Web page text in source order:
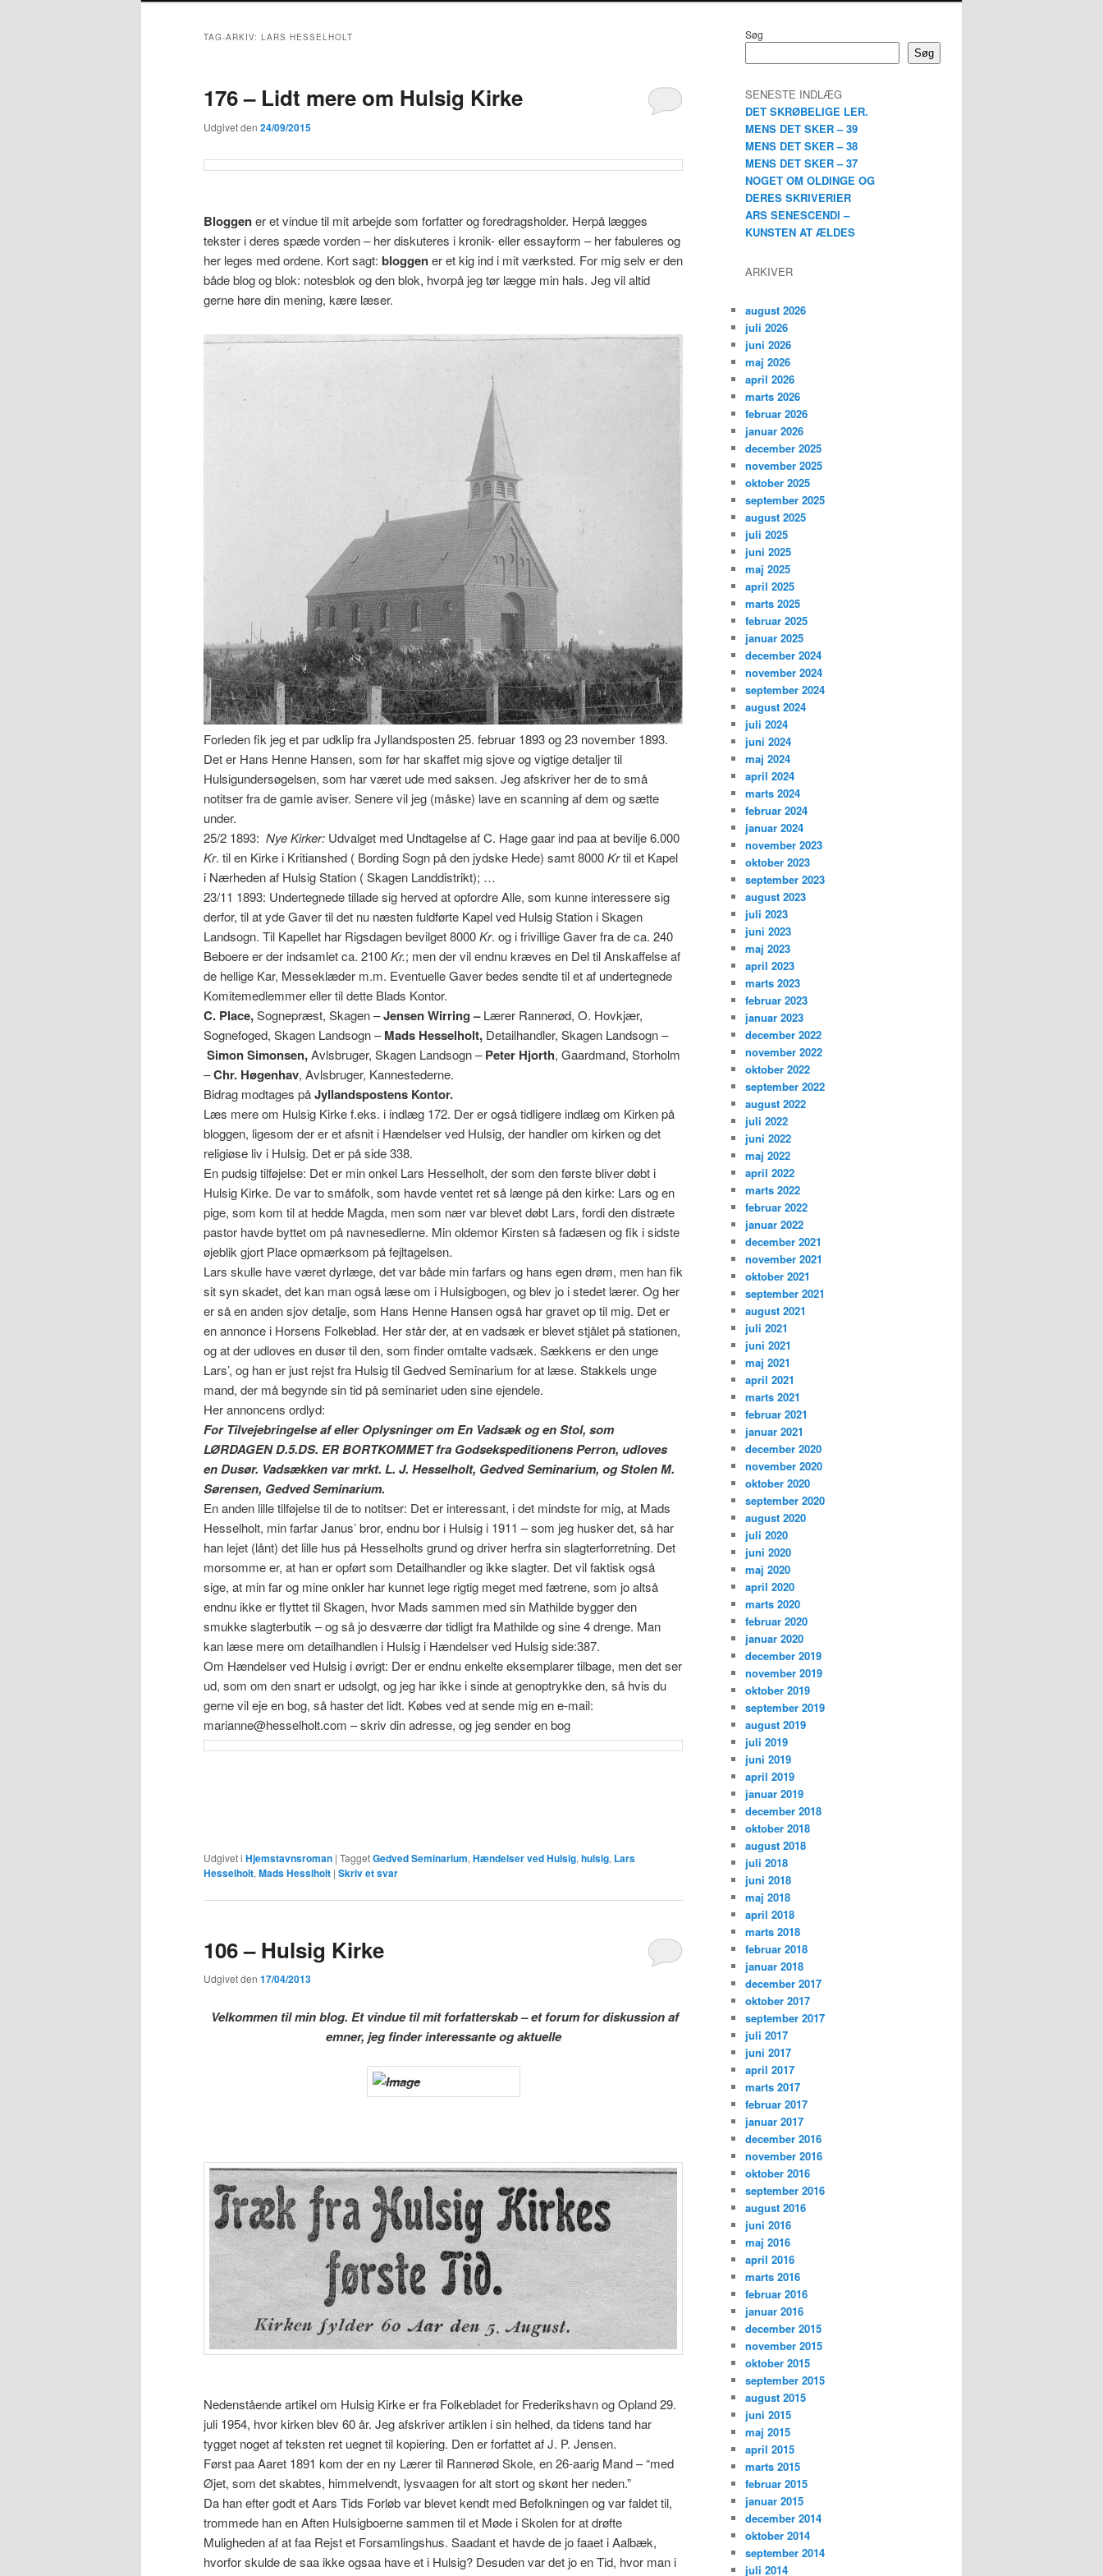
TAG-ARKIV: LARS HESSELHOLT
176 – Lidt mere om Hulsig Kirke
Udgivet den 24/09/2015
Bloggener et vindue til mit arbejde som forfatter og foredragsholder. Herpå lægges
tekster i deres spæde vorden – her diskuteres i kronik- eller essayform – her fabuleres og
her leges med ordene. Kort sagt: bloggener et kig ind i mit værksted. For mig selv er den
både blog og blok: notesblok og den blok, hvorpå jeg tør lægge min hals. Jeg vil altid
gerne høre din mening, kære læser.
Forleden fik jeg et par udklip fra Jyllandsposten 25. februar 1893 og 23 november 1893.
Det er Hans Henne Hansen, som før har skaffet mig sjove og vigtige detaljer til
Hulsigundersøgelsen, som har været ude med saksen. Jeg afskriver her de to små
notitser fra de gamle aviser. Senere vil jeg (måske) lave en scanning af dem og sætte
under.
25/2 1893: Nye Kirker: Udvalget med Undtagelse af C. Hage gaar ind paa at bevilje 6.000
Kr. til en Kirke i Kritianshed ( Bording Sogn på den jydske Hede) samt 8000Krtil et Kapel
i Nærheden af Hulsig Station ( Skagen Landdistrikt); …
23/11 1893: Undertegnede tillade sig herved at opfordre Alle, som kunne interessere sig
derfor, til at yde Gaver til det nu næsten fuldførte Kapel ved Hulsig Station i Skagen
Landsogn. Til Kapellet har Rigsdagen bevilget 8000Kr. og i frivillige Gaver fra de ca. 240
Beboere er der indsamlet ca. 2100Kr.; men der vil endnu kræves en Del til Anskaffelse af
de hellige Kar, Messeklæder m.m. Eventuelle Gaver bedes sendte til et af undertegnede
Komitemedlemmer eller til dette Blads Kontor.
C. Place,Sognepræst, Skagen –Jensen Wirring –Lærer Rannerød, O. Hovkjær,
Sognefoged, Skagen Landsogn – Mads Hesselholt, Detailhandler, Skagen Landsogn –
Simon Simonsen,Avlsbruger, Skagen Landsogn –Peter Hjorth, Gaardmand, Storholm
–Chr. Høgenhav, Avlsbruger, Kannestederne.
Bidrag modtages påJyllandspostens Kontor.
Læs mere om Hulsig Kirke f.eks. i indlæg 172. Der er også tidligere indlæg om Kirken på
bloggen, ligesom der er et afsnit i Hændelser ved Hulsig, der handler om kirken og det
religiøse liv i Hulsig. Det er på side 338.
En pudsig tilføjelse: Det er min onkel Lars Hesselholt, der som den første bliver døbt i
Hulsig Kirke. De var to småfolk, som havde ventet ret så længe på den kirke: Lars og en
pige, som kom til at hedde Magda, men som nær var blevet døbt Lars, fordi den distræte
pastor havde byttet om på navnesedlerne. Min oldemor Kirsten så fadæsen og fik i sidste
øjeblik gjort Place opmærksom på fejltagelsen.
Lars skulle have været dyrlæge, det var både min farfars og hans egen drøm, men han fik
sit syn skadet, det kan man også læse om i Hulsigbogen, og blev jo i stedet lærer. Og her
er så en anden sjov detalje, som Hans Henne Hansen også har gravet op til mig. Det er
en annonce i Horsens Folkeblad. Her står der, at en vadsæk er blevet stjålet på stationen,
og at der udloves en dusør til den, som finder omtalte vadsæk. Sækkens er den unge
Lars’, og han er just rejst fra Hulsig til Gedved Seminarium for at læse. Stakkels unge
mand, der må begynde sin tid på seminariet uden sine ejendele.
Her annoncens ordlyd:
For Tilvejebringelse af eller Oplysninger om En Vadsæk og en Stol, som
LØRDAGEN D.5.DS. ER BORTKOMMET fra Godsekspeditionens Perron, udloves
en Dusør. Vadsækken var mrkt. L. J. Hesselholt, Gedved Seminarium, og Stolen M.
Sørensen, Gedved Seminarium.
En anden lille tilføjelse til de to notitser: Det er interessant, i det mindste for mig, at Mads
Hesselholt, min farfar Janus’ bror, endnu bor i Hulsig i 1911 – som jeg husker det, så har
han lejet (lånt) det lille hus på Hesselholts grund og driver herfra sin slagterforretning. Det
morsomme er, at han er opført som Detailhandler og ikke slagter. Det vil faktisk også
sige, at min far og mine onkler har kunnet lege rigtig meget med fætrene, som jo altså
endnu ikke er flyttet til Skagen, hvor Mads sammen med sin Mathilde bygger den
smukke slagterbutik – og så jo desværre dør tidligt fra Mathilde og sine 4 drenge. Man
kan læse mere om detailhandlen i Hulsig i Hændelser ved Hulsig side:387.
Om Hændelser ved Hulsig i øvrigt: Der er endnu enkelte eksemplarer tilbage, men det ser
ud, som om den snart er udsolgt, og jeg har ikke i sinde at genoptrykke den, så hvis du
gerne vil eje en bog, så haster det lidt. Købes ved at sende mig en e-mail:
marianne@hesselholt.com – skriv din adresse, og jeg sender en bog
Udgivet i Hjemstavnsroman | TaggetGedved Seminarium, Hændelser ved Hulsig, hulsig, Lars
Hesselholt, Mads Hesslholt | Skriv et svar
106 – Hulsig Kirke
Udgivet den 17/04/2013
Velkommen til min blog. Et vindue til mit forfatterskab – et forum for diskussion af
emner, jeg finder interessante og aktuelle
Nedenstående artikel om Hulsig Kirke er fra Folkebladet for Frederikshavn og Opland 29.
juli 1954, hvor kirken blev 60 år. Jeg afskriver artiklen i sin helhed, da tidens tand har
tygget noget af teksten ret uegnet til kopiering. Den er forfattet af J. P. Jensen.
Først paa Aaret 1891 kom der en ny Lærer til Rannerød Skole, en 26-aarig Mand – “med
Øjet, som det skabtes, himmelvendt, lysvaagen for alt stort og skønt her neden.”
Da han efter godt et Aars Tids Forløb var blevet kendt med Befolkningen og var faldet til,
trommede han en Aften Hulsigboerne sammen til et Møde i Skolen for at drøfte
Muligheden af at faa Rejst et Forsamlingshus. Saadant et havde de jo faaet i Aalbæk,
hvorfor skulde de saa ikke ogsaa have et i Hulsig? Desuden var det jo en Tid, hvor man i
Søg
Søg
SENESTE INDLÆG
DET SKRØBELIGE LER.
MENS DET SKER – 39
MENS DET SKER – 38
MENS DET SKER – 37
NOGET OM OLDINGE OG
DERES SKRIVERIER
ARS SENESCENDI –
KUNSTEN AT ÆLDES
ARKIVER
august 2026
juli 2026
juni 2026
maj 2026
april 2026
marts 2026
februar 2026
januar 2026
december 2025
november 2025
oktober 2025
september 2025
august 2025
juli 2025
juni 2025
maj 2025
april 2025
marts 2025
februar 2025
januar 2025
december 2024
november 2024
september 2024
august 2024
juli 2024
juni 2024
maj 2024
april 2024
marts 2024
februar 2024
januar 2024
november 2023
oktober 2023
september 2023
august 2023
juli 2023
juni 2023
maj 2023
april 2023
marts 2023
februar 2023
januar 2023
december 2022
november 2022
oktober 2022
september 2022
august 2022
juli 2022
juni 2022
maj 2022
april 2022
marts 2022
februar 2022
januar 2022
december 2021
november 2021
oktober 2021
september 2021
august 2021
juli 2021
juni 2021
maj 2021
april 2021
marts 2021
februar 2021
januar 2021
december 2020
november 2020
oktober 2020
september 2020
august 2020
juli 2020
juni 2020
maj 2020
april 2020
marts 2020
februar 2020
januar 2020
december 2019
november 2019
oktober 2019
september 2019
august 2019
juli 2019
juni 2019
april 2019
januar 2019
december 2018
oktober 2018
august 2018
juli 2018
juni 2018
maj 2018
april 2018
marts 2018
februar 2018
januar 2018
december 2017
oktober 2017
september 2017
juli 2017
juni 2017
april 2017
marts 2017
februar 2017
januar 2017
december 2016
november 2016
oktober 2016
september 2016
august 2016
juni 2016
maj 2016
april 2016
marts 2016
februar 2016
januar 2016
december 2015
november 2015
oktober 2015
september 2015
august 2015
juni 2015
maj 2015
april 2015
marts 2015
februar 2015
januar 2015
december 2014
oktober 2014
september 2014
juli 2014